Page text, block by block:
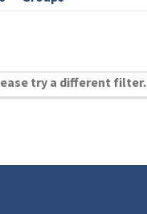
try a different filter.